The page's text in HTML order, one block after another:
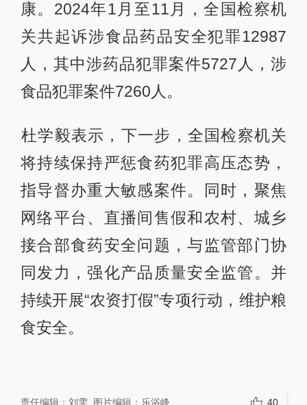
康。2024年1月至11月，全国检察机
关共起诉涉食品药品安全犯罪12987
人，其中涉药品犯罪案件5727人，涉
食品犯罪案件7260人。
​杜学毅表示，下一步，全国检察机关
将持续保持严惩食药犯罪高压态势，
指导督办重大敏感案件。同时，聚焦
网络平台、直播间售假和农村、城乡
接合部食药安全问题，与监管部门协
同发力，强化产品质量安全监管。并
持续开展“农资打假”专项行动，维护粮
食安全。
责任编辑： 刘雯 图片编辑： 乐浴峰 40